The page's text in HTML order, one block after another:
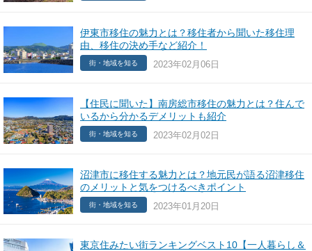
伊東市移住の魅力とは？移住者から聞いた移住理
由、移住の決め手など紹介！
街・地域を知る 2023年02月06日
【住民に聞いた】南房総市移住の魅力とは？住んで
いるから分かるデメリットも紹介
街・地域を知る 2023年02月02日
沼津市に移住する魅力とは？地元民が語る沼津移住
のメリットと気をつけるべきポイント
街・地域を知る 2023年01月20日
東京住みたい街ランキングベスト10【一人暮らし＆